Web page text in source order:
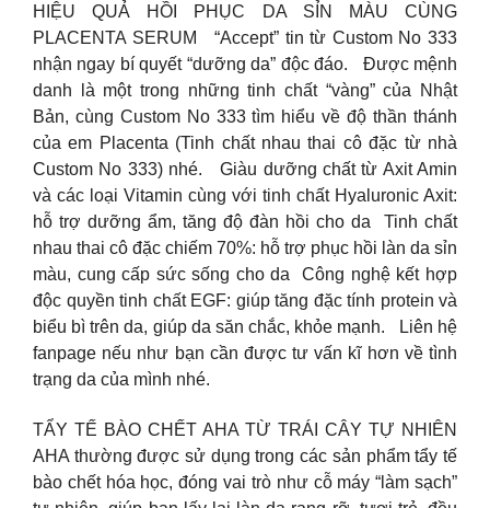
HIỆU QUẢ HỒI PHỤC DA SỈN MÀU CÙNG
PLACENTA SERUM ​ ​ “Accept” tin từ Custom No 333
nhận ngay bí quyết “dưỡng da” độc đáo. ​ ​ Được mệnh
danh là một trong những tinh chất “vàng” của Nhật
Bản, cùng Custom No 333 tìm hiểu về độ thần thánh
của em Placenta (Tinh chất nhau thai cô đặc từ nhà
Custom No 333) nhé. ​ ​ Giàu dưỡng chất từ Axit Amin
và các loại Vitamin cùng với tinh chất Hyaluronic Axit:
hỗ trợ dưỡng ẩm, tăng độ đàn hồi cho da ​ Tinh chất
nhau thai cô đặc chiếm 70%: hỗ trợ phục hồi làn da sỉn
màu, cung cấp sức sống cho da ​ Công nghệ kết hợp
độc quyền tinh chất EGF: giúp tăng đặc tính protein và
biểu bì trên da, giúp da săn chắc, khỏe mạnh. ​ ​ Liên hệ
fanpage nếu như bạn cần được tư vấn kĩ hơn về tình
trạng da của mình nhé.
TẨY TẾ BÀO CHẾT AHA TỪ TRÁI CÂY TỰ NHIÊN
AHA thường được sử dụng trong các sản phẩm tẩy tế
bào chết hóa học, đóng vai trò như cỗ máy “làm sạch”